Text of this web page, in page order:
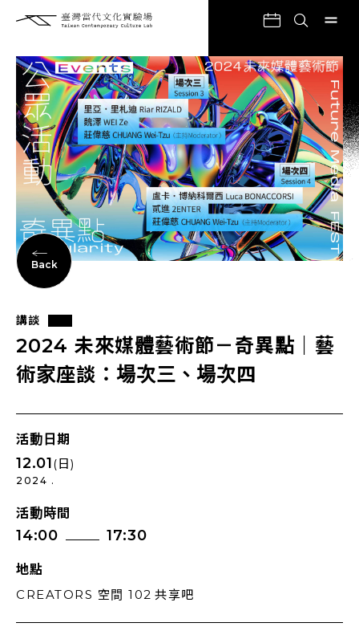
Back
講談
2024 未來媒體藝術節－奇異點｜藝
術家座談：場次三、場次四
活動日期
12.01(日)
2024 .
活動時間
14:00 17:30
地點
CREATORS 空間 102 共享吧